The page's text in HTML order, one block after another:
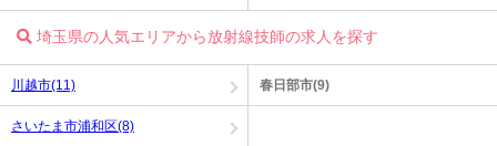
埼玉県の人気エリアから放射線技師の求人を探す
川越市(11) 春日部市(9)
さいたま市浦和区(8)